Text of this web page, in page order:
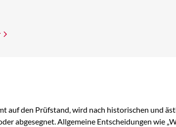
auf den Prüfstand, wird nach historischen und
abgesegnet. Allgemeine Entscheidungen wie